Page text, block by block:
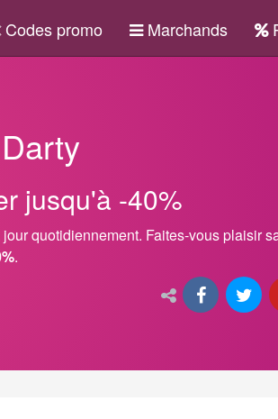
Codes promo Marchands
jusqu'à -40%
quotidiennement. Faites-vous plaisir
.